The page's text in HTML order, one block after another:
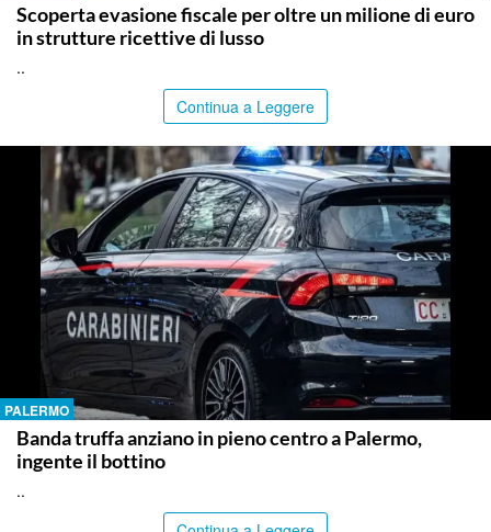
Scoperta evasione fiscale per oltre un milione di euro
in strutture ricettive di lusso
..
Continua a Leggere
PALERMO
Banda truffa anziano in pieno centro a Palermo,
ingente il bottino
..